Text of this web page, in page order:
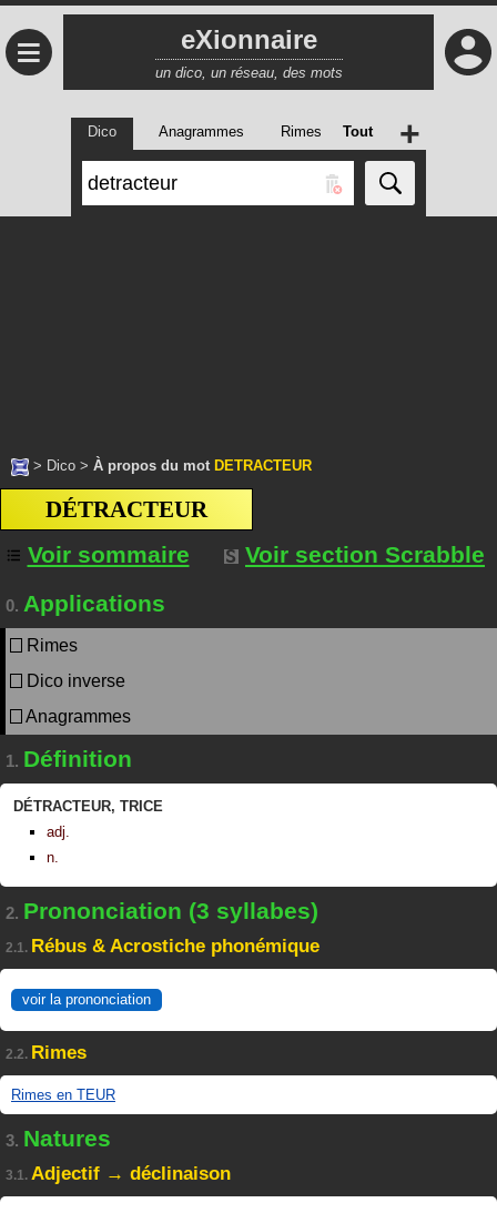
≡ eXionnaire
un dico, un réseau, des mots
Dico Anagrammes Rimes Tout +
> Dico > À propos du mot DETRACTEUR
DÉTRACTEUR
Voir sommaire
Voir section Scrabble
0. Applications
Rimes
Dico inverse
Anagrammes
1. Définition
DÉTRACTEUR, TRICE
adj.
n.
2. Prononciation (3 syllabes)
2.1. Rébus & Acrostiche phonémique
voir la prononciation
2.2. Rimes
Rimes en TEUR
3. Natures
3.1. Adjectif → déclinaison